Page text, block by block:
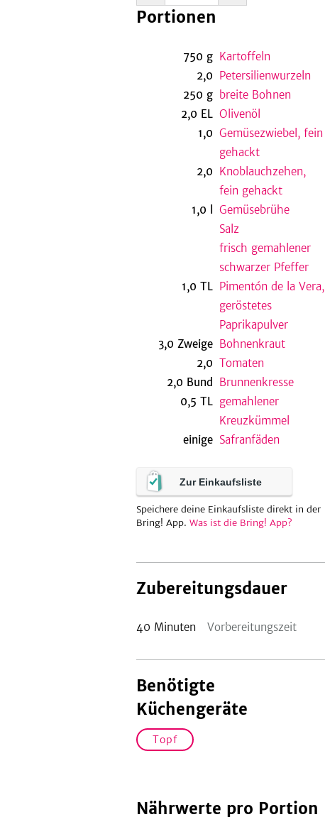
Portionen
750 g Kartoffeln
2,0 Petersilienwurzeln
250 g breite Bohnen
2,0 EL Olivenöl
1,0 Gemüsezwiebel, fein
gehackt
2,0 Knoblauchzehen,
fein gehackt
1,0
Gemüsebrühe
Salz
frisch gemahlener
schwarzer Pfeffer
1,0 TL Pimentón de la Vera,
geröstetes
Paprikapulver
3,0 Zweige Bohnenkraut
2,0 Tomaten
2,0 Bund
Brunnenkresse
0,5 TL gemahlener
Kreuzkümmel
einige Safranfäden
Zur Einkaufsliste
Speichere deine Einkaufsliste direkt in der
Bring! App. Was ist die Bring! App?
Zubereitungsdauer
40 Minuten Vorbereitungszeit
Benötigte
Küchengeräte
Topf
Nährwerte pro Portion